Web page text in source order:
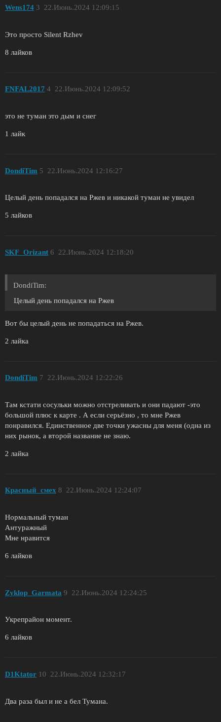
Wens174 22.Июнь.2024 12:09:15
3
Это просто Silent Rzhev
8 лайков
FNFAL2017 22.Июнь.2024 12:09:52
4
это не туман это дым и снег
1 лайк
DondiTim 22.Июнь.2024 12:16:27
5
Целый день попадался на Ржев и никакой туман не увидел
5 лайков
SKF_Orizant 22.Июнь.2024 12:18:20
6
DondiTim:
Целый день попадался на Ржев
Вот бы целый день не попадаться на Ржев.
2 лайка
DondiTim 22.Июнь.2024 12:22:26
7
Там кстати сосульки можно отстреливать и они падают -это
большой плюс к карте . А если серьёзно , то мне Ржев
понравился. Единственное две точки ужасны для меня (одна из
них рынок, а второй название не знаю.
2 лайка
Красный_смех 22.Июнь.2024 12:24:07
8
Нормальный туман
Антуражный
Мне нравится
6 лайков
Zyklop_Garmata 22.Июнь.2024 12:24:25
9
Укрепрайон момент.
6 лайков
D1Ktator 22.Июнь.2024 12:32:17
10
Два раза был и не а бел Тумана.